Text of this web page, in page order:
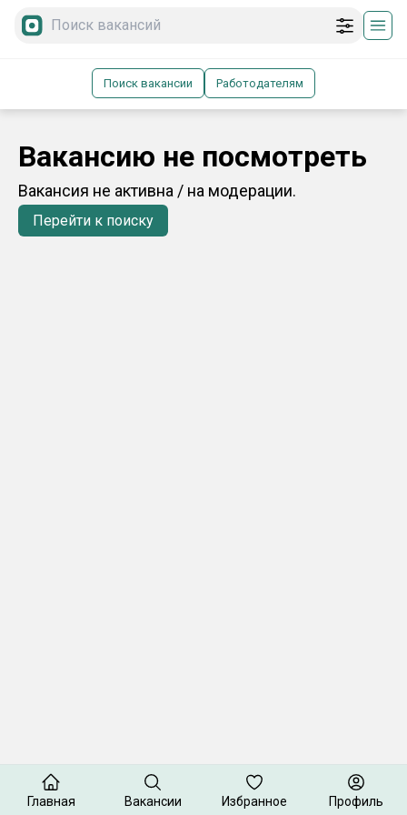
Поиск вакансии Работодателям
Вакансию не посмотреть
Вакансия не активна / на модерации.
Перейти к поиску
Главная Вакансии Избранное Профиль